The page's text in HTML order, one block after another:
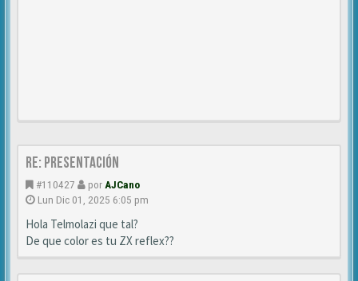
Re: Presentación
#110427 por AJCano
Lun Dic 01, 2025 6:05 pm
Hola Telmolazi que tal?
De que color es tu ZX reflex??